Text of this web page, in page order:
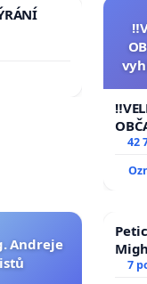
na
na
42
Andreje
7